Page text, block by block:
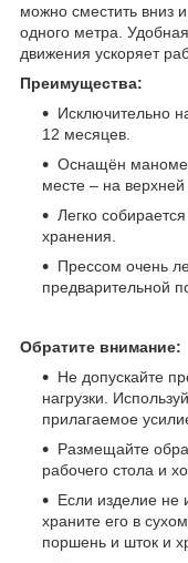
можно сместить вниз
одного метра.
движения ускоряет
Преимущества:
Исключительно
12 месяцев.
Оснащён
месте – на верхней
Легко
хранения.
Прессом очень
предварительной
Обратите внимание:
Не допускайте
нагрузки.
прилагаемое
Размещайте
рабочего стола и
Если изделие не
храните его в
поршень и шток и